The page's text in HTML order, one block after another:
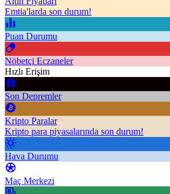
Emtia'larda son durum!
Puan Durumu
Nöbetçi Eczaneler
Hızlı Erişim
Son Depremler
Kripto Paralar
Kripto para piyasalarında son durum!
Hava Durumu
Maç Merkezi